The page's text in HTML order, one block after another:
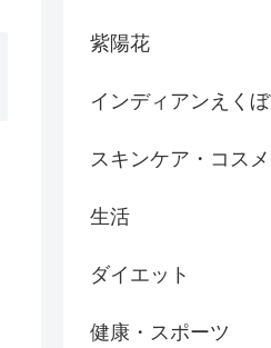
紫陽花
インディアンえくぼ
スキンケア・コスメ
生活
ダイエット
健康・スポーツ